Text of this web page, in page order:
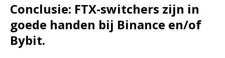
Conclusie: FTX-switchers zijn in
goede handen bij Binance en/of
Bybit.